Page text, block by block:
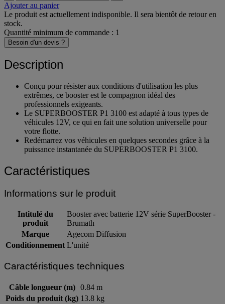
Ajouter au panier
Le produit est actuellement indisponible. Il sera bientôt de retour en
stock.
Quantité minimum de commande : 1
Besoin d'un devis ?
Description
Conçu pour résister aux conditions d'utilisation les plus
extrêmes, ce booster est le compagnon idéal des
professionnels exigeants.
Le SUPERBOOSTER P1 3100 est adapté à tous types de
véhicules 12V, ce qui en fait une solution universelle pour
votre flotte.
Redémarrez vos véhicules en quelques secondes grâce à la
puissance instantanée du SUPERBOOSTER P1 3100.
Caractéristiques
Informations sur le produit
Intitulé du
produit
Booster avec batterie 12V série SuperBooster -
Brumath
Marque
Agecom Diffusion
Conditionnement L'unité
Caractéristiques techniques
Câble longueur (m)
0.84 m
Poids du produit (kg) 13.8 kg